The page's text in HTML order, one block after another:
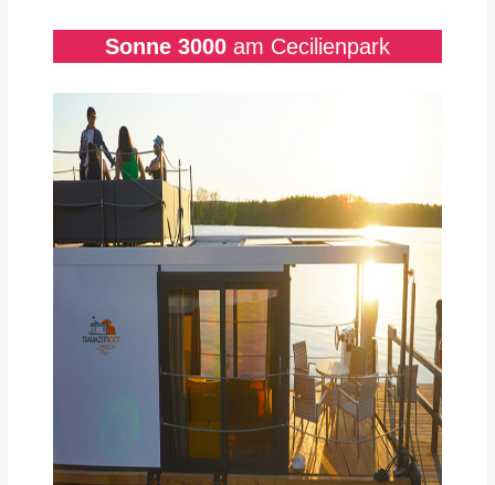
Sonne 3000 am Cecilienpark